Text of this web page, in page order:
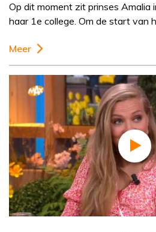
Op dit moment zit prinses Amalia
haar 1e college. Om de start van
Meer